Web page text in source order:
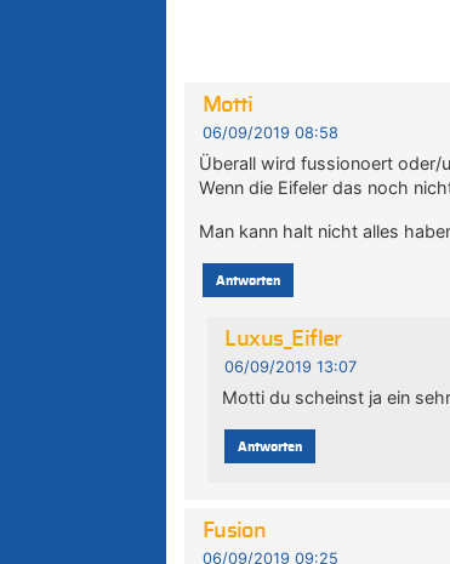
Motti
06/09/2019 08:58
Überall wird fussionoert oder/
Wenn die Eifeler das noch
Man kann halt nicht alles
Antworten
Luxus_Eifler
06/09/2019 13:07
Motti du scheinst ja ein
Antworten
Fusion
06/09/2019 09:25